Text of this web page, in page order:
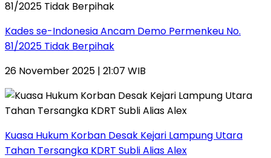
Kades se-Indonesia Ancam Demo Permenkeu No.
81/2025 Tidak Berpihak
26 November 2025 | 21:07 WIB
Kuasa Hukum Korban Desak Kejari Lampung Utara
Tahan Tersangka KDRT Subli Alias Alex